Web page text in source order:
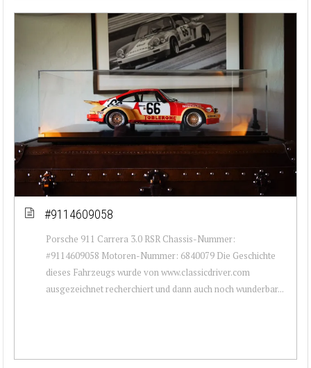
#9114609058
Porsche 911 Carrera 3.0 RSR Chassis-Nummer:
#9114609058 Motoren-Nummer: 6840079 Die Geschichte
dieses Fahrzeugs wurde von www.classicdriver.com
ausgezeichnet recherchiert und dann auch noch wunderbar...